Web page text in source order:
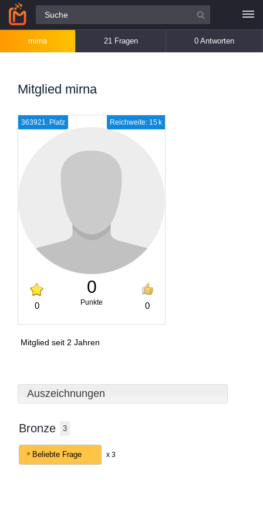
Alle Fragen
mirna 21 Fragen 0 Antworten
Mitglied mirna
Reichweite: 15 k
363921. Platz
0
0
Punkte 0
Mitglied seit 2 Jahren
Auszeichnungen
Bronze 3
Beliebte Frage x 3